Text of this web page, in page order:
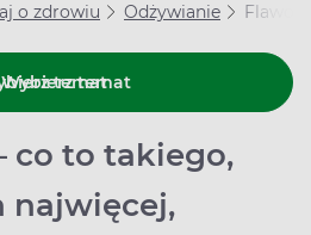
o zdrowiu Odżywianie
Wybierz temat
co to takiego,
najwięcej,